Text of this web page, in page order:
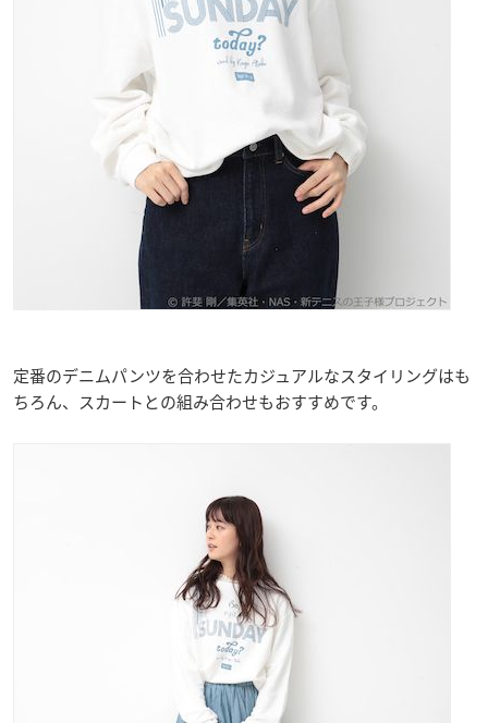
定番のデニムパンツを合わせたカジュアルなスタイリングはも
ちろん、スカートとの組み合わせもおすすめです。